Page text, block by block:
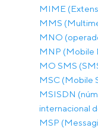
MIME
MMS
MNO
MNP (Mobile
MO SMS
MSC (Mobile
MSISDN
internacional
MSP